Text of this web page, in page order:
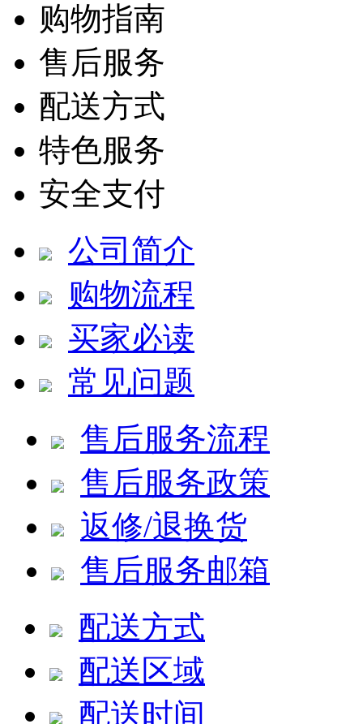
购物指南
售后服务
配送方式
特色服务
安全支付
公司简介
购物流程
买家必读
常见问题
售后服务流程
售后服务政策
返修/退换货
售后服务邮箱
配送方式
配送区域
配送时间